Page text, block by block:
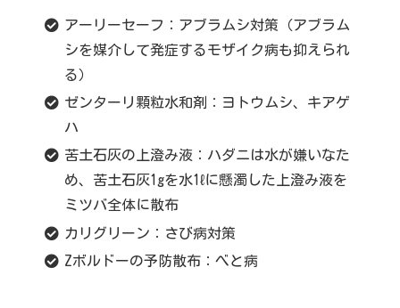
アーリーセーフ：アブラムシ対策（アブラム
シを媒介して発症するモザイク病も抑えられ
る）
ゼンターリ顆粒水和剤：ヨトウムシ、キアゲ
ハ
苦土石灰の上澄み液：ハダニは水が嫌いなた
め、苦土石灰1gを水1ℓに懸濁した上澄み液を
ミツバ全体に散布
カリグリーン：さび病対策
Zボルドーの予防散布：べと病